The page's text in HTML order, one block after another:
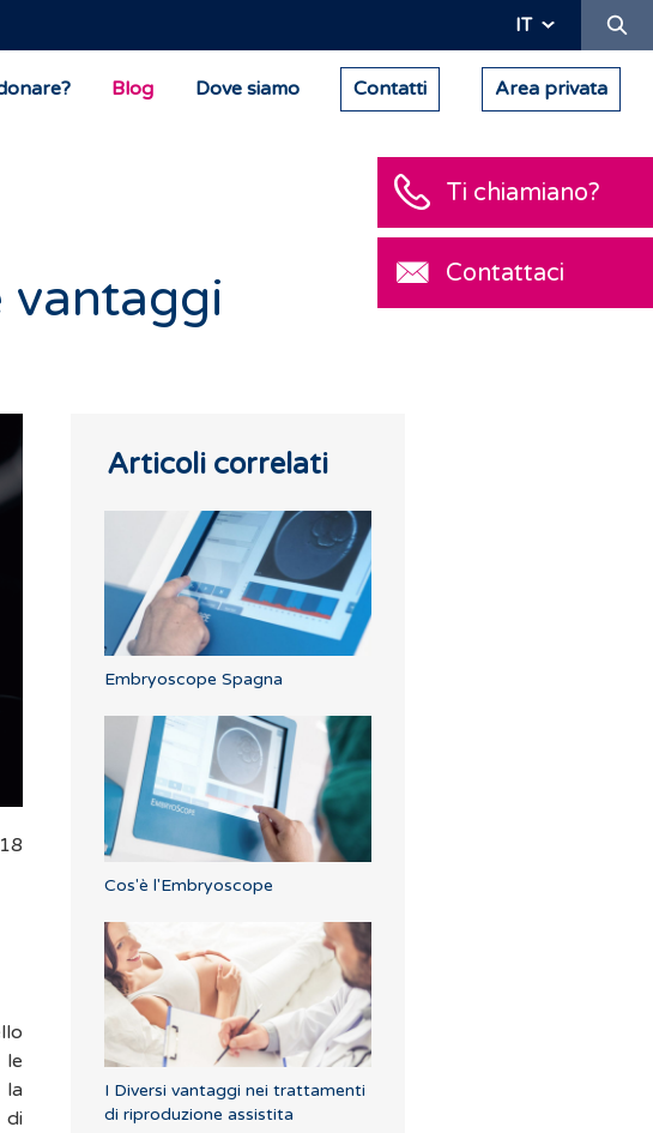
IT
Blog Dove siamo Contatti Area privata
vantaggi
le
la
di
Articoli correlati
Embryoscope Spagna
Cos'è l'Embryoscope
I Diversi vantaggi nei trattamenti
di riproduzione assistita
Ti chiamiano?
Contattaci